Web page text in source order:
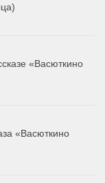
«Васюткино
«Васюткино